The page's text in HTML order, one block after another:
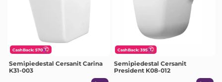
CashBack: 570
Semipiedestal Cersanit Carina
K31-003
CashBack: 395
Semipiedestal Cersanit
President K08-012